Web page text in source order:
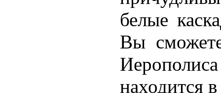
белые
Вы
находится